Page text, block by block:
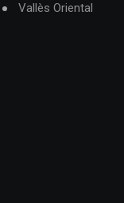
Vallès Oriental